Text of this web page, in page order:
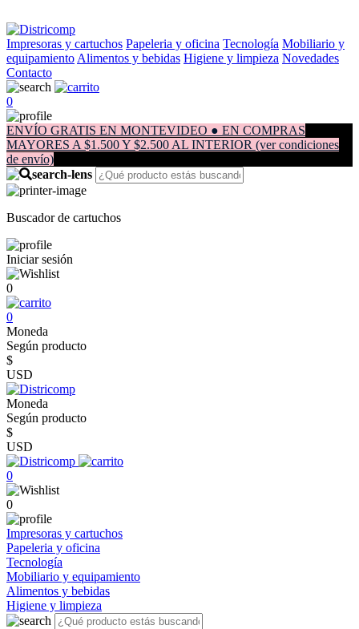
Impresoras y cartuchos Papeleria y oficina Tecnología Mobiliario y
equipamiento Alimentos y bebidas Higiene y limpieza Novedades
Contacto
0
ENVÍO GRATIS EN MONTEVIDEO ● EN COMPRAS
MAYORES A $1.500 Y $2.500 AL INTERIOR (ver condiciones
de envío)
Buscador de cartuchos
Iniciar sesión
0
0
Moneda
Según producto
$
USD
Moneda
Según producto
$
USD
0
0
Impresoras y cartuchos
Papeleria y oficina
Tecnología
Mobiliario y equipamiento
Alimentos y bebidas
Higiene y limpieza